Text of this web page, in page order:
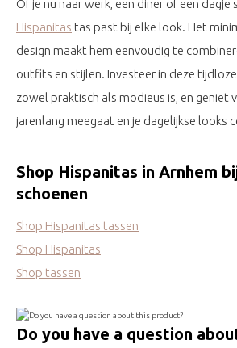
Of je nu naar werk, een diner of een dagje
Hispanitas tas past bij elke look. Het
design maakt hem eenvoudig te
outfits en stijlen. Investeer in deze
zowel praktisch als modieus is, en geniet
jarenlang meegaat en je dagelijkse looks
Shop Hispanitas in Arnhem
schoenen
Shop Hispanitas tassen
Shop Hispanitas
Shop tassen
Do you have a question